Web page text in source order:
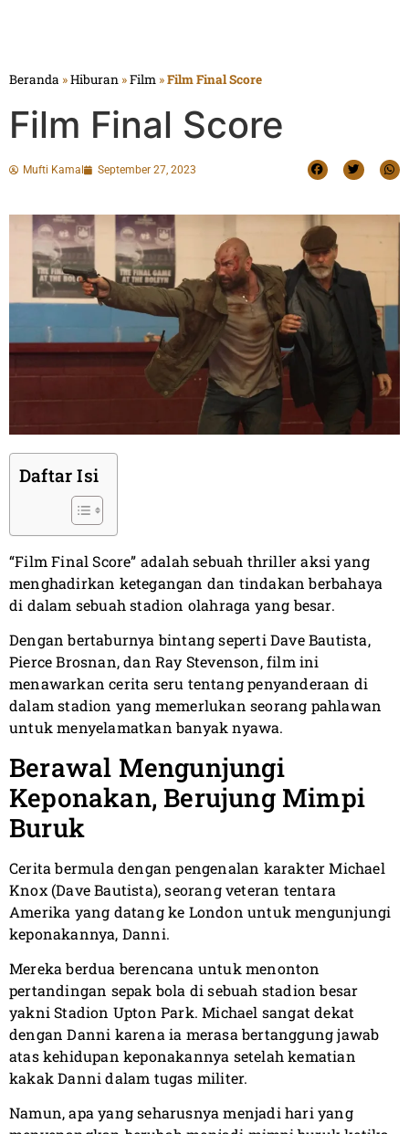
Beranda »Hiburan »Film »Film Final Score
Film Final Score
Mufti Kamal September 27, 2023
Daftar Isi
“Film Final Score” adalah sebuah thriller aksi yang
menghadirkan ketegangan dan tindakan berbahaya
di dalam sebuah stadion olahraga yang besar.
Dengan bertaburnya bintang seperti Dave Bautista,
Pierce Brosnan, dan Ray Stevenson, film ini
menawarkan cerita seru tentang penyanderaan di
dalam stadion yang memerlukan seorang pahlawan
untuk menyelamatkan banyak nyawa.
Berawal Mengunjungi
Keponakan, Berujung Mimpi
Buruk
Cerita bermula dengan pengenalan karakter Michael
Knox (Dave Bautista), seorang veteran tentara
Amerika yang datang ke London untuk mengunjungi
keponakannya, Danni.
Mereka berdua berencana untuk menonton
pertandingan sepak bola di sebuah stadion besar
yakni Stadion Upton Park. Michael sangat dekat
dengan Danni karena ia merasa bertanggung jawab
atas kehidupan keponakannya setelah kematian
kakak Danni dalam tugas militer.
Namun, apa yang seharusnya menjadi hari yang